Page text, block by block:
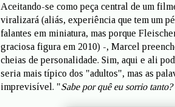
Aceitando-se como peça central de um
viralizará (aliás, experiência que tem um
falantes em miniatura, mas porque
graciosa figura em 2010) -, Marcel
cheias de personalidade. Sim, aqui e ali
seria mais típico dos "adultos", mas as
imprevisível. "Sabe por quê eu sorrio